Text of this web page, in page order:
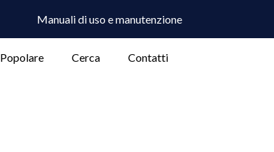
Manuali di uso e manutenzione
Popolare Cerca Contatti